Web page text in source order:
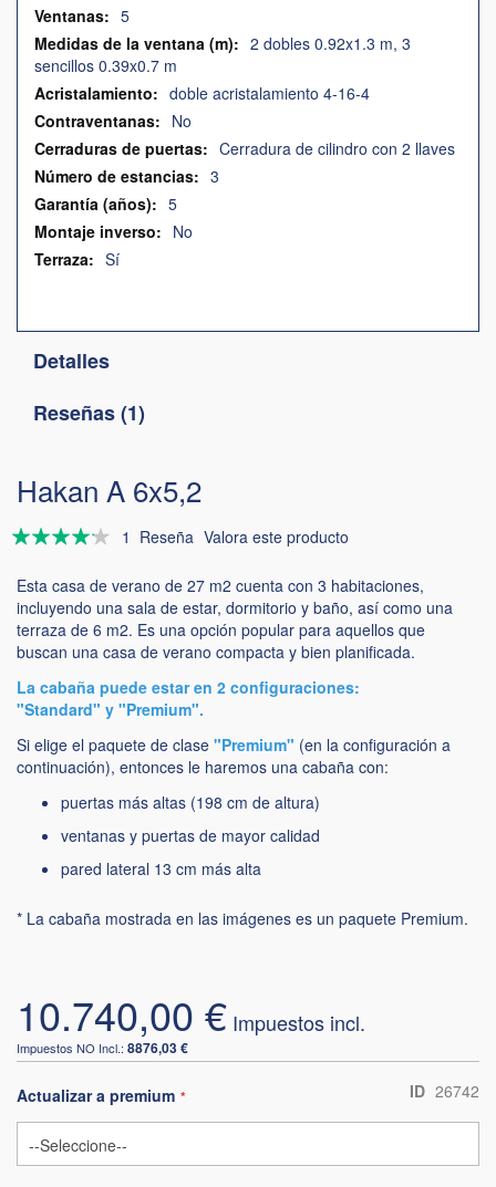
Hakan A 6x5,2
Valoración:
1 Reseña Valora este producto
Esta casa de verano de 27 m2 cuenta con 3 habitaciones,
incluyendo una sala de estar, dormitorio y baño, así como una
terraza de 6 m2. Es una opción popular para aquellos que
buscan una casa de verano compacta y bien planificada.
La cabaña puede estar en 2 configuraciones:
"Standard" y "Premium".
Si elige el paquete de clase "Premium" (en la configuración a
continuación), entonces le haremos una cabaña con:
puertas más altas (198 cm de altura)
ventanas y puertas de mayor calidad
pared lateral 13 cm más alta
* La cabaña mostrada en las imágenes es un paquete Premium.
10.740,00 €
8876,03 €
ID 26742
Actualizar a premium
5
2 dobles 0.92x1.3 m, 3
sencillos 0.39x0.7 m
doble acristalamiento 4-16-4
No
Cerradura de cilindro con 2 llaves
3
5
No
Sí
Detalles
Reseñas 1